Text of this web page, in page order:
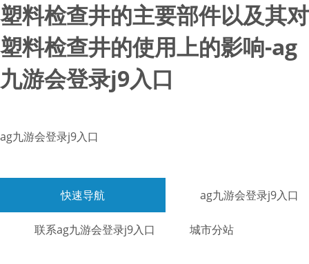
塑料检查井的主要部件以及其对
塑料检查井的使用上的影响-ag
九游会登录j9入口
ag九游会登录j9入口
快速导航 ag九游会登录j9入口
联系ag九游会登录j9入口 城市分站